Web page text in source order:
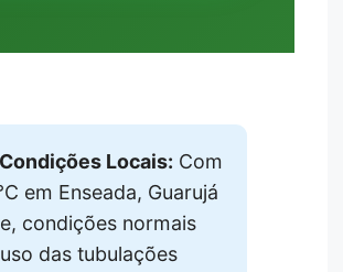
Locais: Com
em Enseada, Guarujá
condições normais
das tubulações